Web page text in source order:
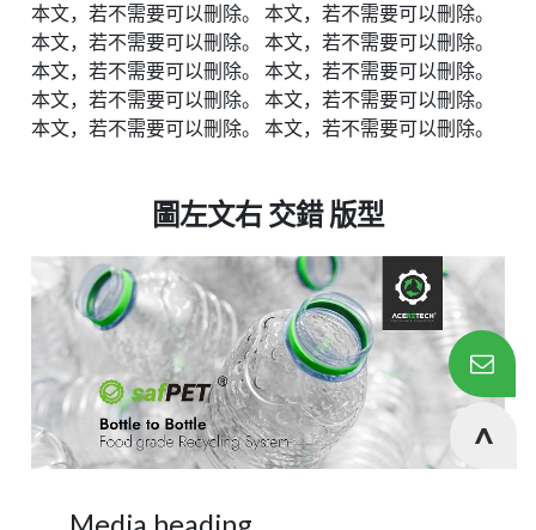
本文，若不需要可以刪除。 本文，若不需要可以刪除。
本文，若不需要可以刪除。
本文，若不需要可以刪除。
本文，若不需要可以刪除。
本文，若不需要可以刪除。
本文，若不需要可以刪除。
本文，若不需要可以刪除。
本文，若不需要可以刪除。
本文，若不需要可以刪除。
圖左文右 交錯 版型